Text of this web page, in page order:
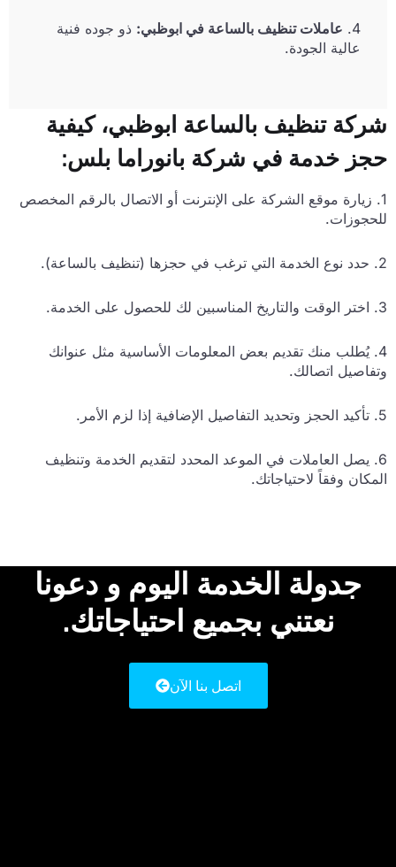
عاملات تنظيف بالساعة في ابوظبي: ذو جوده فنية
الجودة.
تنظيف بالساعة ابوظبي، كيفية
في شركة بانوراما بلس:
موقع الشركة على الإنترنت أو الاتصال بالرقم المخصص
منك تقديم بعض المعلومات الأساسية مثل عنوانك
اتصالك.
العاملات في الموعد المحدد لتقديم الخدمة وتنظيف
لاحتياجاتك.
الخدمة اليوم و دعونا
نعتني بجميع احتياجاتك.
اتصل بنا الآن